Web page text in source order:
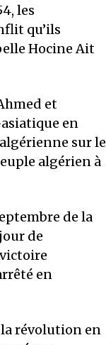
les
qu’ils
Hocine Ait
et
en
sur le
algérien à
de la
de
en
révolution en